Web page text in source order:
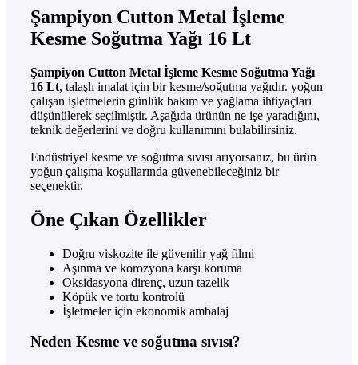
Şampiyon Cutton Metal İşleme
Kesme Soğutma Yağı 16 Lt
Şampiyon Cutton Metal İşleme Kesme Soğutma Yağı
16 Lt, talaşlı imalat için bir kesme/soğutma yağıdır. yoğun
çalışan işletmelerin günlük bakım ve yağlama ihtiyaçları
düşünülerek seçilmiştir. Aşağıda ürünün ne işe yaradığını,
teknik değerlerini ve doğru kullanımını bulabilirsiniz.
Endüstriyel kesme ve soğutma sıvısı arıyorsanız, bu ürün
yoğun çalışma koşullarında güvenebileceğiniz bir
seçenektir.
Öne Çıkan Özellikler
Doğru viskozite ile güvenilir yağ filmi
Aşınma ve korozyona karşı koruma
Oksidasyona direnç, uzun tazelik
Köpük ve tortu kontrolü
İşletmeler için ekonomik ambalaj
Neden Kesme ve soğutma sıvısı?